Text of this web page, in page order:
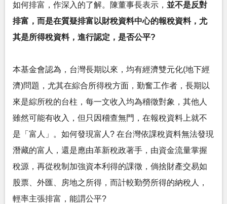
如何排富，作深入的了解。陳董事長表示， 並不是反對
排富，而是在質疑排富以財稅資料中心的報稅資料，尤
其是所得稅資料，進行認定，是否公平?
本基金會認為，台灣長期以來，均有經濟雙元化(地下經
濟)問題，尤其在綜合所得稅方面，勤奮工作者，長期以
來是綜所稅的台柱，每一文收入均為稽徵對象，其他人
雖然可能有收入，但只因稽查無門，在報稅資料上就不
是「富人」。如何發現富人? 在台灣依課稅資料無法發現
潛藏的富人，還是應由革新稅政著手，由資金流量掌握
稅源，再從稅制加強資本利得的課徵，倘捨財產交易如
股票、外匯、房地之所得，而計較勤勞所得的納稅人，
輕率主張排富，能謂公平?